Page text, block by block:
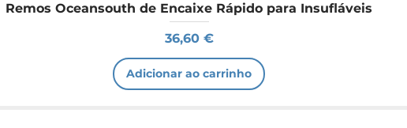
Remos Oceansouth de Encaixe Rápido para Insufláveis
Preço
36,60 €
Adicionar ao carrinho